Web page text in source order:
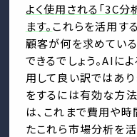
よく使用される「3C
ます。これらを活用す
顧客が何を求めてい
できるでしょう。AIに
用して良い訳ではあり
をするには有効な方
は、これまで費用や
たこれら市場分析を